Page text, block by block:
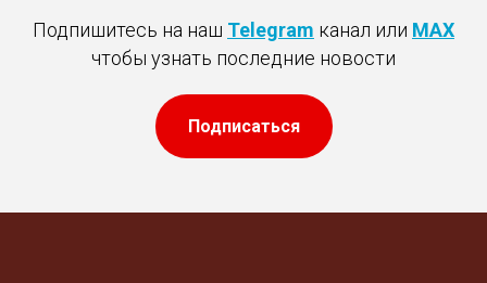
Подпишитесь на наш Telegram канал или MAX
чтобы узнать последние новости
Подписаться